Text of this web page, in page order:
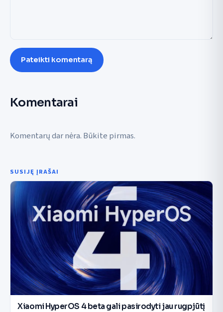
Pateikti komentarą
Komentarai
Komentarų dar nėra. Būkite pirmas.
SUSIJĘ ĮRAŠAI
Xiaomi HyperOS 4 beta gali pasirodyti jau rugpjūtį